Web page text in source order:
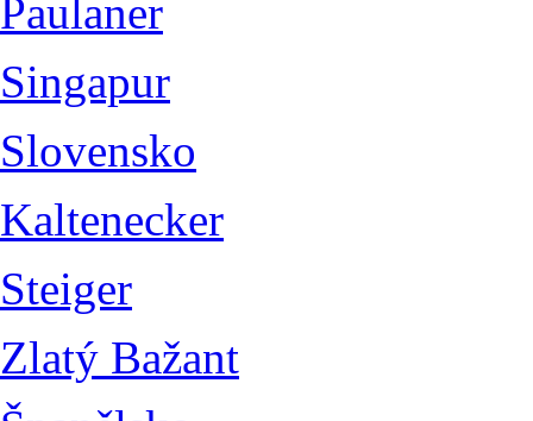
Paulaner
Singapur
Slovensko
Kaltenecker
Steiger
Zlatý Bažant